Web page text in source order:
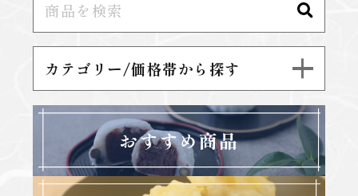
カテゴリー/価格帯から探す
おすすめ商品